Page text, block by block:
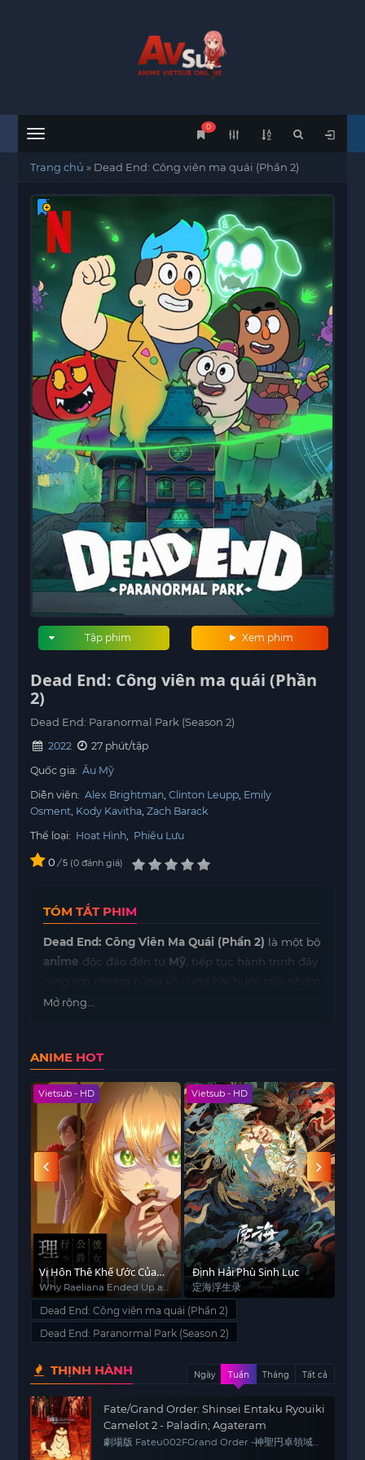
Menu
0
Trang chủ » Dead End: Công viên ma quái (Phần 2)
Xem phim
Tập phim
Dead End: Công viên ma quái (Phần
2)
Dead End: Paranormal Park (Season 2)
2022
27 phút/tập
Quốc gia: Âu Mỹ
Diễn viên: Alex Brightman Clinton Leupp Emily
Osment Kody Kavitha Zach Barack
Thể loại: Hoạt Hình, Phiêu Lưu
0 / 5 0 đánh giá
TÓM TẮT PHIM
Dead End: Công Viên Ma Quái (Phần 2) là một bộ
anime độc đáo đến từ Mỹ , tiếp tục hành trình đầy
bạn:Barney
mặt với những thế lực siêu nhiên, quái vật và
những chiều không gian kỳ quái ẩn trong công
viên. Những bí mật đen tối dần được hé lộ, đồng
thời mối quan hệ giữa các nhân vật cũng trở nên
sâu sắc hơn.Barneyphải đấu tranh với chính bản
thân và quá khứ, trong khiNormadần vượt qua
nỗi sợ xã hội để trở thành một người bạn đáng tin
cậy.
Không giống như cácanime truyền thống,phim
nàypha trộn giữa yếu tố kinh dị, hài hước, kỳ ảo
và LGBTQ+ một cách tinh tế, tạo nên trải nghiệm
xem mới lạ và ý nghĩa. Với phong cách hoạt hình
sắc nét, đối thoại hài hước và thông điệp sâu sắc,
bộ phim đã thu hút nhiều khán giả yêu thích thể
Hiện tại, Dead End: Công Viên Ma Quái (Phần 2)
đã có bản
trên các nền tảnganimechất lượng cao.
Mở rộng...
ANIME HOT
Vietsub - HD
Vị Hôn Thê Khế Ước Của
Công Tước
Why Raeliana Ended Up at
the Duke's Mansion
Vietsub - HD
Định Hải Phù Sinh Lục
定海浮生录
Dead End: Công viên ma quái (Phần 2)
Dead End: Paranormal Park (Season 2)
THỊNH HÀNH Ngày Tuần Tháng Tất cả
Fate/Grand Order: Shinsei Entaku Ryouiki
Camelot 2 - Paladin; Agateram
劇場版 Fateu002FGrand Order -神聖円卓領域